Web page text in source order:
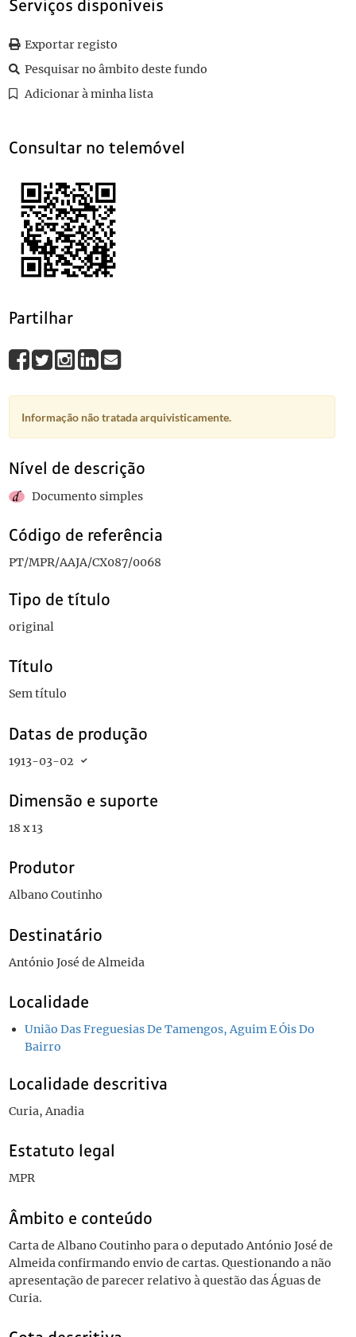
0070
Sem título 1913-03-30
0072 Sem título
0073
Sem título 1913-05-13
0097 Sem título 1913
Serviços disponíveis
Exportar registo
Pesquisar no âmbito deste fundo
Adicionar à minha lista
Consultar no telemóvel
Partilhar
Informação não tratada arquivisticamente.
Nível de descrição
Documento simples
Código de referência
PT/MPR/AAJA/CX087/0068
Tipo de título
original
Título
Sem título
Datas de produção
1913-03-02
Dimensão e suporte
18 x 13
Produtor
Albano Coutinho
Destinatário
António José de Almeida
Localidade
União Das Freguesias De Tamengos, Aguim E Óis Do
Bairro
Localidade descritiva
Curia, Anadia
Estatuto legal
MPR
Âmbito e conteúdo
Carta de Albano Coutinho para o deputado António José de
Almeida confirmando envio de cartas. Questionando a não
apresentação de parecer relativo à questão das Águas de
Curia.